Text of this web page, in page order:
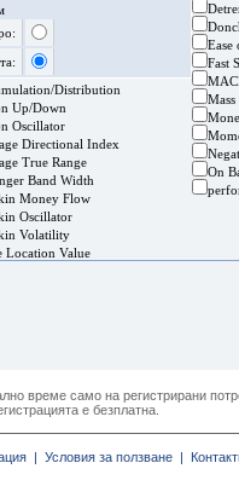
Distribution
Up/Down
Oscillator
Directional Index
True Range
Band Width
Money Flow
Oscillator
Volatility
Location Value
Ease
Fast
On
време само на регистрирани
е безплатна.
| Условия за ползване |